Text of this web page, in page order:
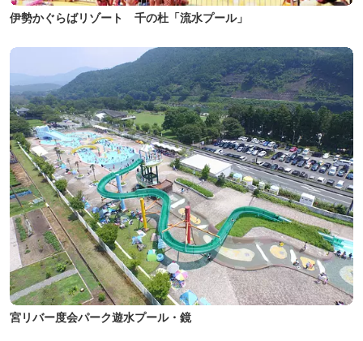
伊勢かぐらばリゾート 千の杜「流水プール」
宮リバー度会パーク遊水プール・鏡